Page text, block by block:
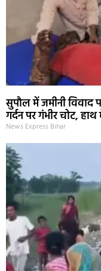
सुपौल में जमीनी
गर्दन पर गंभीर चोट,
News Express Bihar